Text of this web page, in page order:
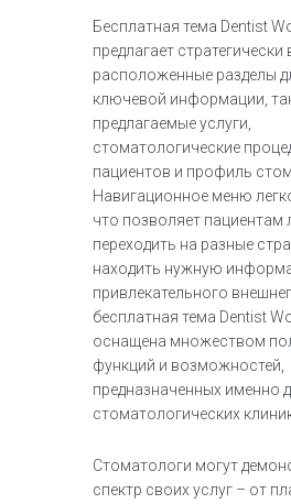
Бесплатная тема Dentist
предлагает стратегически
расположенные разделы
ключевой информации,
предлагаемые услуги,
стоматологические
пациентов и профиль
Навигационное меню
что позволяет пациентам
переходить на разные
находить нужную
привлекательного
бесплатная тема Dentist
оснащена множеством
функций и возможностей,
предназначенных именно
стоматологических
Стоматологи могут
спектр своих услуг – от